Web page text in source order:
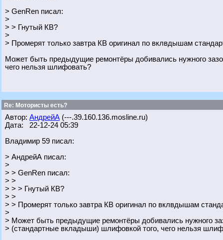
> GenRen писал:
>
> > Гнутый КВ?
>
> Промерят только завтра КВ оригинал по вклвдышам
Может быть предыдущие ремонтёры добивались нужного
чего нельзя шлифовать?
Re: Мотористы есть?
Автор: АндрейА (---.39.160.136.mosline.ru)
Дата: 22-12-24 05:39
Владимир 59 писал:
> АндрейА писал:
>
> > GenRen писал:
> >
> > > Гнутый КВ?
> >
> > Промерят только завтра КВ оригинал по вклвдышам
>
> Может быть предыдущие ремонтёры добивались нужного
> (стандартные вкладыши) шлифовкой того, чего нельзя